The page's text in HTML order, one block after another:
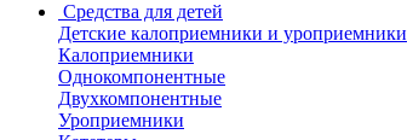
Средства для детей
Детские калоприемники и уроприемники
Калоприемники
Однокомпонентные
Двухкомпонентные
Уроприемники